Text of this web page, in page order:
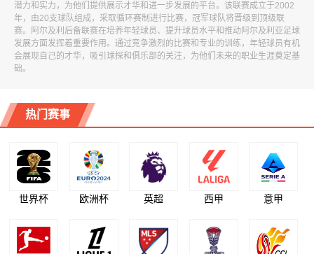
潜力和实力，为他们提供展示才华和进一步发展的平台。该联赛成立于2002
年，由20支球队组成，采取循环赛制进行比赛，冠军球队将晋级到顶级联
赛。阿尔及利后备联赛在培养年轻球员、提升球员水平和推动阿尔及利亚足球
发展方面发挥着重要作用。通过竞争激烈的比赛和专业的训练，年轻球员有机
会展现自己的才华，吸引球探和俱乐部的关注，为他们未来的职业生涯奠定基
础。
热门赛事
世界杯 欧洲杯 英超 西甲 意甲